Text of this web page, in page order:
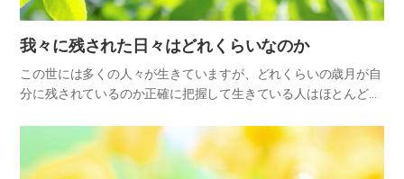
我々に残された日々はどれくらいなのか
この世には多くの人々が生きていますが、どれくらいの歳月が自
分に残されているのか正確に把握して生きている人はほとんどい
の人生のためだけに消費しています。その一方で、天国という永
遠なる世…